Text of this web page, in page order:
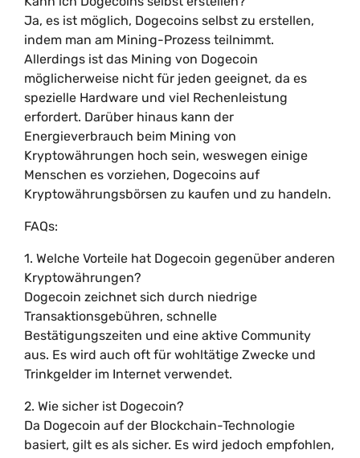
Ja, es ist möglich, Dogecoins selbst zu erstellen,
indem man am Mining-Prozess teilnimmt.
Allerdings ist das Mining von Dogecoin
möglicherweise nicht für jeden geeignet, da es
spezielle Hardware und viel Rechenleistung
erfordert. Darüber hinaus kann der
Energieverbrauch beim Mining von
Kryptowährungen hoch sein, weswegen einige
Menschen es vorziehen, Dogecoins auf
Kryptowährungsbörsen zu kaufen und zu handeln.
FAQs:
1. Welche Vorteile hat Dogecoin gegenüber anderen
Kryptowährungen?
Dogecoin zeichnet sich durch niedrige
Transaktionsgebühren, schnelle
Bestätigungszeiten und eine aktive Community
aus. Es wird auch oft für wohltätige Zwecke und
Trinkgelder im Internet verwendet.
2. Wie sicher ist Dogecoin?
Da Dogecoin auf der Blockchain-Technologie
basiert, gilt es als sicher. Es wird jedoch empfohlen,